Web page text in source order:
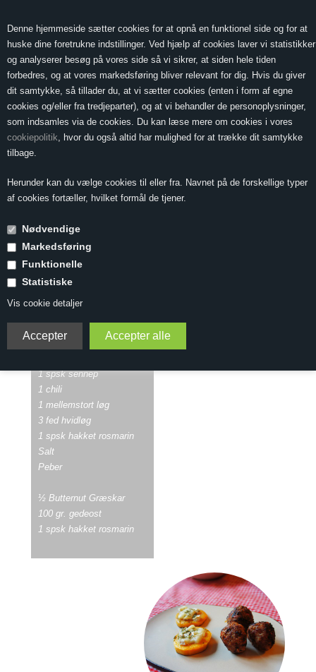
Denne hjemmeside sætter cookies for at opnå en funktionel side og for at
huske dine foretrukne indstillinger. Ved hjælp af cookies laver vi statistikker
og analyserer besøg på vores side så vi sikrer, at siden hele tiden
forbedres, og at vores markedsføring bliver relevant for dig. Hvis du giver
dit samtykke, så tillader du, at vi sætter cookies (enten i form af egne
cookies og/eller fra tredjeparter), og at vi behandler de personoplysninger,
som indsamles via de cookies. Du kan læse mere om cookies i vores
cookiepolitik, hvor du også altid har mulighed for at trække dit samtykke
tilbage.
Herunder kan du vælge cookies til eller fra. Navnet på de forskellige typer
af cookies fortæller, hvilket formål de tjener.
Nødvendige
Markedsføring
Funktionelle
Statistiske
Vis cookie detaljer
0,00
MENU
Lammefrikadeller
med græskar og
gedeost
Tilberedning 45 minutter
500 gr. hakket kalv og lam
1 spsk sennep
1 chili
1 mellemstort løg
3 fed hvidløg
1 spsk hakket rosmarin
Salt
Peber
½ Butternut Græskar
100 gr. gedeost
1 spsk hakket rosmarin